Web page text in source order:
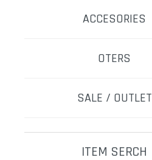
ACCESORIES
OTERS
SALE / OUTLET
ITEM SERCH